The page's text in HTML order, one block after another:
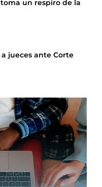
un respiro de la
jueces ante Corte